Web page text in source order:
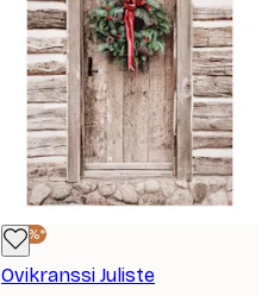
-30%*
Ovikranssi Juliste